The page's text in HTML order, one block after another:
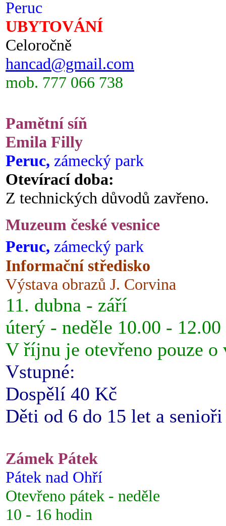
Peruc
UBYTOVÁNÍ
Celoročně
hancad@gmail.com
mob. 777 066 738
Pamětní síň
Emila Filly
Peruc, zámecký park
Otevírací doba:
Z technických důvodů zavřeno.
Muzeum české vesnice
Peruc, zámecký park
Informační středisko
Výstava obrazů J. Corvina
11. dubna - září
úterý - neděle 10.00 -
V říjnu je otevřeno pouze o
Vstupné:
Dospělí 40 Kč
Děti od 6 do 15 let a
Zámek Pátek
Pátek nad Ohří
Otevřeno pátek - neděle
10 - 16 hodin